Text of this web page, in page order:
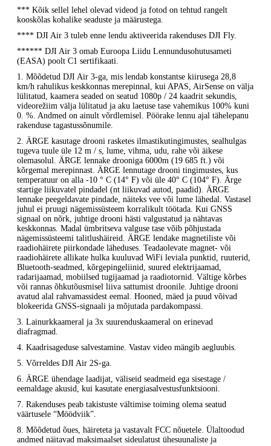
*** Kõik sellel lehel olevad videod ja fotod on tehtud rangelt
kooskõlas kohalike seaduste ja määrustega.
**** DJI Air 3 tuleb enne lendu aktiveerida rakenduses DJI Fly.
****** DJI Air 3 omab Euroopa Liidu Lennundusohutusameti
(EASA) poolt C1 sertifikaati.
1. Mõõdetud DJI Air 3-ga, mis lendab konstantse kiirusega 28,8
km/h rahulikus keskkonnas merepinnal, kui APAS, AirSense on välja
lülitatud, kaamera seaded on seatud 1080p / 24 kaadrit sekundis,
videorežiim välja lülitatud ja aku laetuse tase vahemikus 100% kuni
0. %. Andmed on ainult võrdlemisel. Pöörake lennu ajal tähelepanu
rakenduse tagastussõnumile.
2. ÄRGE kasutage drooni rasketes ilmastikutingimustes, sealhulgas
tugeva tuule üle 12 m / s, lume, vihma, udu, rahe või äikese
olemasolul. ÄRGE lennake drooniga 6000m (19 685 ft.) või
kõrgemal merepinnast. ÄRGE lennutage drooni tingimustes, kus
temperatuur on alla -10 ° C (14° F) või üle 40° C (104° F). Ärge
startige liikuvatel pindadel (nt liikuvad autod, paadid). ÄRGE
lennake peegeldavate pindade, näiteks vee või lume lähedal. Vastasel
juhul ei pruugi nägemissüsteem korralikult töötada. Kui GNSS
signaal on nõrk, juhtige drooni hästi valgustatud ja nähtavas
keskkonnas. Madal ümbritseva valguse tase võib põhjustada
nägemissüsteemi talitlushäireid. ÄRGE lendake magnetiliste või
raadiohäirete piirkondade läheduses. Teadaolevate magnet- või
raadiohäirete allikate hulka kuuluvad WiFi leviala punktid, ruuterid,
Bluetooth-seadmed, kõrgepingeliinid, suured elektrijaamad,
radarijaamad, mobiilsed tugijaamad ja raadiotornid. Vältige kõrbes
või rannas õhkutõusmisel liiva sattumist droonile. Juhtige drooni
avatud alal rahvamassidest eemal. Hooned, mäed ja puud võivad
blokeerida GNSS-signaali ja mõjutada pardakompassi.
3. Lainurkkaameral ja 3x suurenduskaameral on erinevad
diafragmad.
4. Kaadrisageduse salvestamine. Vastav video mängib aegluubis.
5. Võrreldes DJI Air 2S-ga.
6. ÄRGE ühendage laadijat, väliseid seadmeid ega sisestage /
eemaldage akusid, kui kasutate energiasalvestusfunktsiooni.
7. Rakenduses peab takistuste vältimise toiming olema seatud
väärtusele “Möödviik”.
8. Mõõdetud õues, häireteta ja vastavalt FCC nõuetele. Ülaltoodud
andmed näitavad maksimaalset sideulatust ühesuunaliste ja